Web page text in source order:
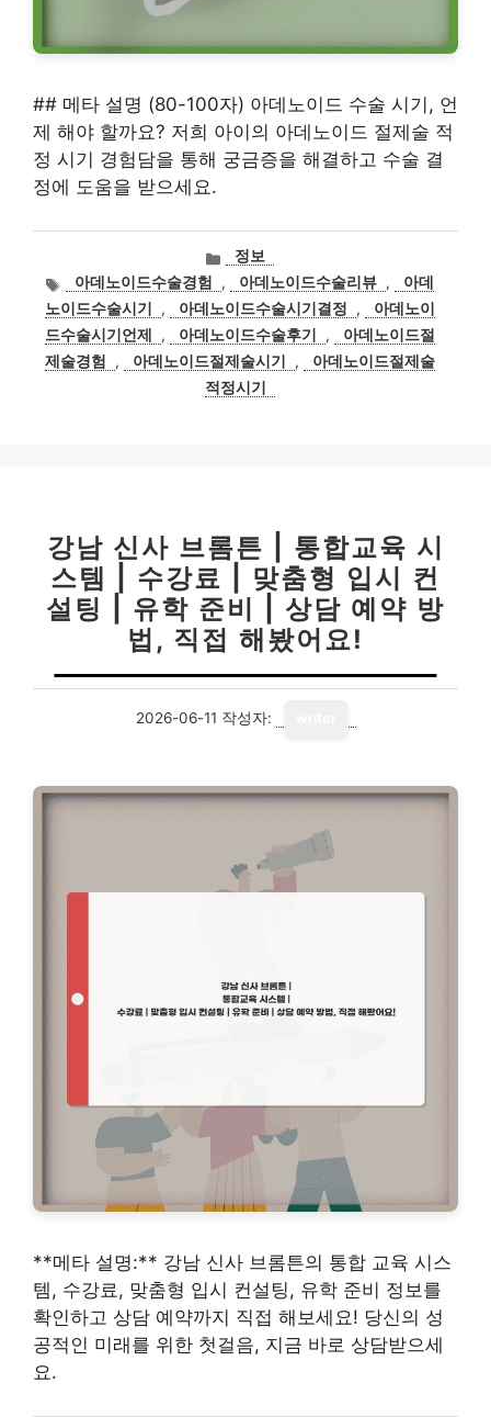
## 메타 설명 (80-100자) 아데노이드 수술 시기, 언
제 해야 할까요? 저희 아이의 아데노이드 절제술 적
정 시기 경험담을 통해 궁금증을 해결하고 수술 결
정에 도움을 받으세요.
카
고
리
정보
태
그
아데노이드수술경험 , 아데노이드수술리뷰 ,
아데
노이드수술시기
, 아데노이드수술시기결정 ,
아데노이
드수술시기언제
, 아데노이드수술후기 ,
아데노이드절
제술경험
, 아데노이드절제술시기 ,
아데노이드절제술
적정시기
강남 신사 브롬튼 | 통합교육 시
스템 | 수강료 | 맞춤형 입시 컨
설팅 | 유학 준비 | 상담 예약 방
법, 직접 해봤어요!
2026-06-11 작성자:
**메타 설명:** 강남 신사 브롬튼의 통합 교육 시스
템, 수강료, 맞춤형 입시 컨설팅, 유학 준비 정보를
확인하고 상담 예약까지 직접 해보세요! 당신의 성
공적인 미래를 위한 첫걸음, 지금 바로 상담받으세
요.